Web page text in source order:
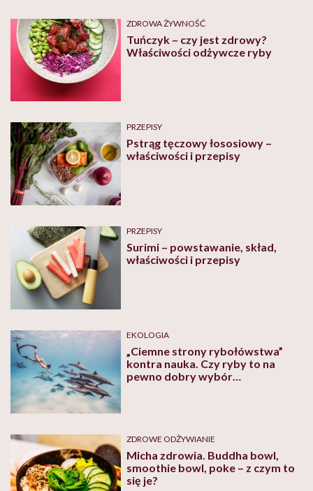
ZDROWA ŻYWNOŚĆ
Tuńczyk – czy jest zdrowy?
Właściwości odżywcze ryby
PRZEPISY
Pstrąg tęczowy łososiowy –
właściwości i przepisy
PRZEPISY
Surimi – powstawanie, skład,
właściwości i przepisy
EKOLOGIA
„Ciemne strony rybołówstwa”
kontra nauka. Czy ryby to na
pewno dobry wybór
ZDROWE ODŻYWIANIE
Micha zdrowia. Buddha bowl,
smoothie bowl, poke – z czym to
się je?